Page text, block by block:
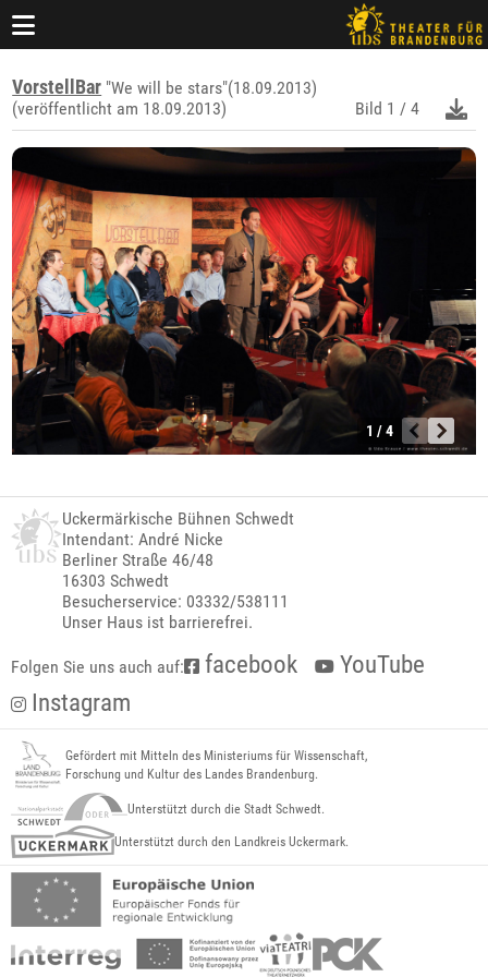
VorstellBar "We will be stars"(18.09.2013)
(veröffentlicht am 18.09.2013)
Bild 1 / 4
1 / 4
Uckermärkische Bühnen Schwedt
Intendant: André Nicke
Berliner Straße 46/48
16303 Schwedt
Besucherservice: 03332/538111
Unser Haus ist barrierefrei.
Folgen Sie uns auch auf: facebook
YouTube
Instagram
Gefördert mit Mitteln des Ministeriums für Wissenschaft,
Forschung und Kultur des Landes Brandenburg.
Unterstützt durch die Stadt Schwedt.
Unterstützt durch den Landkreis Uckermark.